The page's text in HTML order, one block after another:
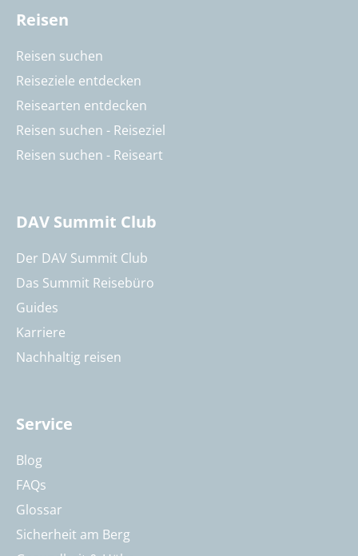
Reisen
Reisen suchen
Reiseziele entdecken
Reisearten entdecken
Reisen suchen - Reiseziel
Reisen suchen - Reiseart
DAV Summit Club
Der DAV Summit Club
Das Summit Reisebüro
Guides
Karriere
Nachhaltig reisen
Service
Blog
FAQs
Glossar
Sicherheit am Berg